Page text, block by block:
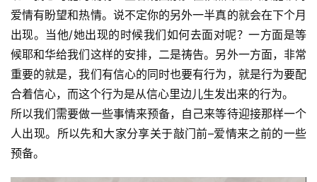
爱情有盼望和热情。说不定你的另外一半真的就会在下个月
出现。当他/她出现的时候我们如何去面对呢？一方面是等
候耶和华给我们这样的安排，二是祷告。另外一方面，非常
重要的就是，我们有信心的同时也要有行为，就是行为要配
合着信心，而这个行为是从信心里边儿生发出来的行为。
所以我们需要做一些事情来预备，自己来等待迎接那样一个
人出现。所以先和大家分享关于敲门前–爱情来之前的一些
预备。